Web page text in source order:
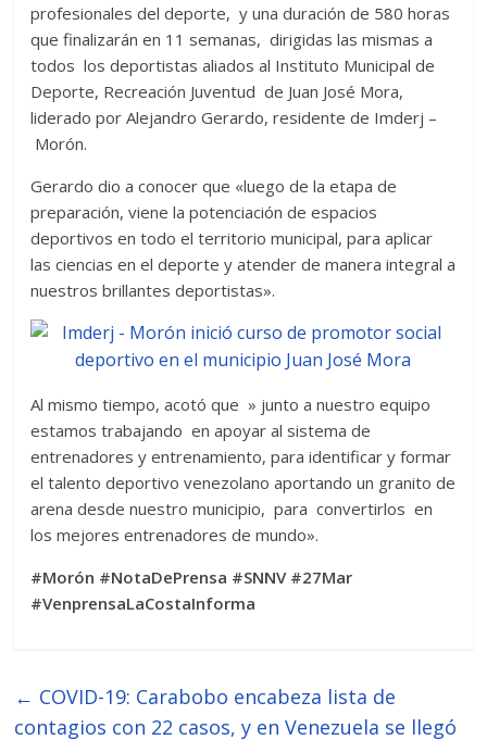
profesionales del deporte, y una duración de 580 horas
que finalizarán en 11 semanas, dirigidas las mismas a
todos los deportistas aliados al Instituto Municipal de
Deporte, Recreación Juventud de Juan José Mora,
liderado por Alejandro Gerardo, residente de Imderj –
Morón.
Gerardo dio a conocer que «luego de la etapa de
preparación, viene la potenciación de espacios
deportivos en todo el territorio municipal, para aplicar
las ciencias en el deporte y atender de manera integral a
nuestros brillantes deportistas».
Al mismo tiempo, acotó que » junto a nuestro equipo
estamos trabajando en apoyar al sistema de
entrenadores y entrenamiento, para identificar y formar
el talento deportivo venezolano aportando un granito de
arena desde nuestro municipio, para convertirlos en
los mejores entrenadores de mundo».
#Morón #NotaDePrensa #SNNV #27Mar
#VenprensaLaCostaInforma
← COVID-19: Carabobo encabeza lista de
contagios con 22 casos, y en Venezuela se llegó